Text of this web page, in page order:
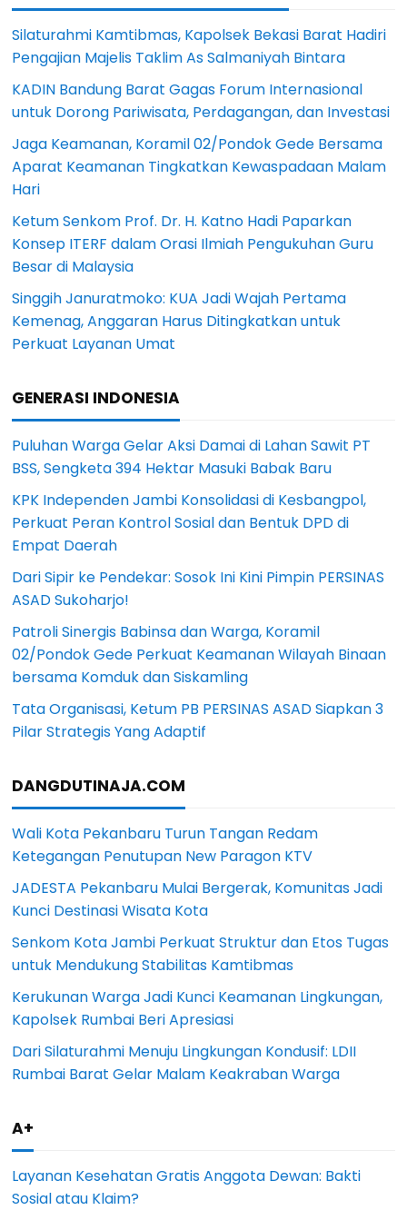
Silaturahmi Kamtibmas, Kapolsek Bekasi Barat Hadiri
Pengajian Majelis Taklim As Salmaniyah Bintara
KADIN Bandung Barat Gagas Forum Internasional
untuk Dorong Pariwisata, Perdagangan, dan Investasi
Jaga Keamanan, Koramil 02/Pondok Gede Bersama
Aparat Keamanan Tingkatkan Kewaspadaan Malam
Hari
Ketum Senkom Prof. Dr. H. Katno Hadi Paparkan
Konsep ITERF dalam Orasi Ilmiah Pengukuhan Guru
Besar di Malaysia
Singgih Januratmoko: KUA Jadi Wajah Pertama
Kemenag, Anggaran Harus Ditingkatkan untuk
Perkuat Layanan Umat
GENERASI INDONESIA
Puluhan Warga Gelar Aksi Damai di Lahan Sawit PT
BSS, Sengketa 394 Hektar Masuki Babak Baru
KPK Independen Jambi Konsolidasi di Kesbangpol,
Perkuat Peran Kontrol Sosial dan Bentuk DPD di
Empat Daerah
Dari Sipir ke Pendekar: Sosok Ini Kini Pimpin PERSINAS
ASAD Sukoharjo!
Patroli Sinergis Babinsa dan Warga, Koramil
02/Pondok Gede Perkuat Keamanan Wilayah Binaan
bersama Komduk dan Siskamling
Tata Organisasi, Ketum PB PERSINAS ASAD Siapkan 3
Pilar Strategis Yang Adaptif
DANGDUTINAJA.COM
Wali Kota Pekanbaru Turun Tangan Redam
Ketegangan Penutupan New Paragon KTV
JADESTA Pekanbaru Mulai Bergerak, Komunitas Jadi
Kunci Destinasi Wisata Kota
Senkom Kota Jambi Perkuat Struktur dan Etos Tugas
untuk Mendukung Stabilitas Kamtibmas
Kerukunan Warga Jadi Kunci Keamanan Lingkungan,
Kapolsek Rumbai Beri Apresiasi
Dari Silaturahmi Menuju Lingkungan Kondusif: LDII
Rumbai Barat Gelar Malam Keakraban Warga
A+
Layanan Kesehatan Gratis Anggota Dewan: Bakti
Sosial atau Klaim?